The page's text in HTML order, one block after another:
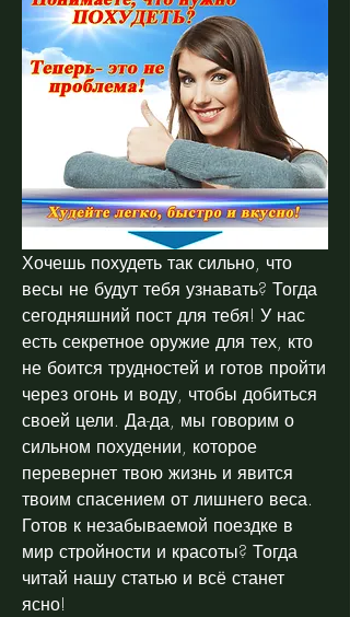
Хочешь похудеть так сильно, что
весы не будут тебя узнавать? Тогда
сегодняшний пост для тебя! У нас
есть секретное оружие для тех, кто
не боится трудностей и готов пройти
через огонь и воду, чтобы добиться
своей цели. Да-да, мы говорим о
сильном похудении, которое
перевернет твою жизнь и явится
твоим спасением от лишнего веса.
Готов к незабываемой поездке в
мир стройности и красоты? Тогда
читай нашу статью и всё станет
ясно!